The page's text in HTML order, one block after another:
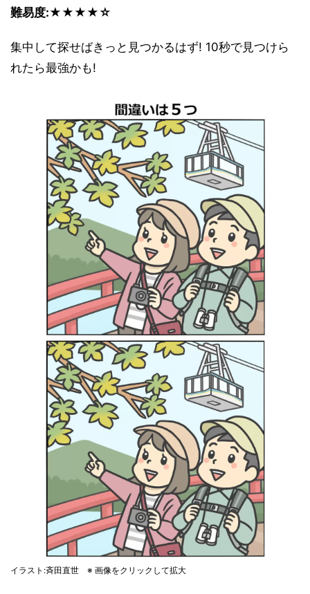
難易度:★★★★☆
集中して探せばきっと見つかるはず! 10秒で見つけら
れたら最強かも!
イラスト:斉田直世 ※ 画像をクリックして拡大